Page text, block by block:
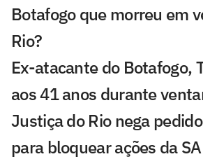
Botafogo que morreu em
Rio?
Ex-atacante do Botafogo,
aos 41 anos durante
Justiça do Rio nega
para bloquear ações da